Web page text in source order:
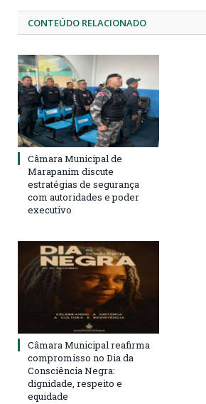
CONTEÚDO RELACIONADO
Câmara Municipal de
Marapanim discute
estratégias de segurança
com autoridades e poder
executivo
Câmara Municipal reafirma
compromisso no Dia da
Consciência Negra:
dignidade, respeito e
equidade